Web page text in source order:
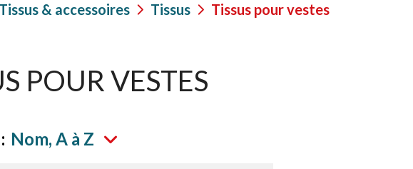
Tissus & accessoires Tissus Tissus pour vestes
POUR VESTES
Nom, A à Z